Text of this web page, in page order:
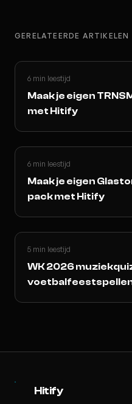
GERELATEERDE ARTIKELEN
6 min leestijd
Maak je eigen
met Hitify
6 min leestijd
Maak je eigen
pack met Hitify
5 min leestijd
WK 2026
Hitify